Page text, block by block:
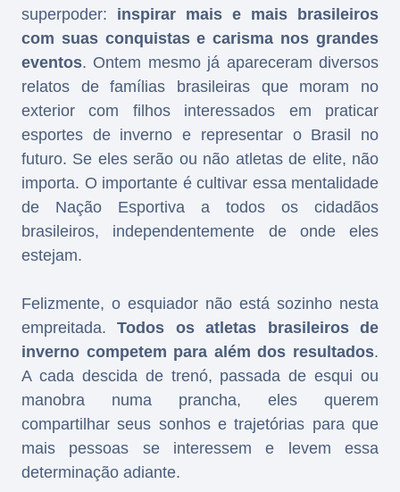
superpoder: inspirar mais e mais brasileiros
com suas conquistas e carisma nos grandes
eventos. Ontem mesmo já apareceram diversos
relatos de famílias brasileiras que moram no
exterior com filhos interessados em praticar
esportes de inverno e representar o Brasil no
futuro. Se eles serão ou não atletas de elite, não
importa. O importante é cultivar essa mentalidade
de Nação Esportiva a todos os cidadãos
brasileiros, independentemente de onde eles
estejam.
Felizmente, o esquiador não está sozinho nesta
empreitada.Todos os atletas brasileiros de
inverno competem para além dos resultados.
A cada descida de trenó, passada de esqui ou
manobra numa prancha, eles querem
compartilhar seus sonhos e trajetórias para que
mais pessoas se interessem e levem essa
determinação adiante.